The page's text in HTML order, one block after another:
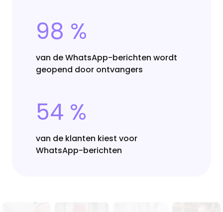
98 %
van de WhatsApp-berichten wordt
geopend door ontvangers
54 %
van de klanten kiest voor
WhatsApp-berichten